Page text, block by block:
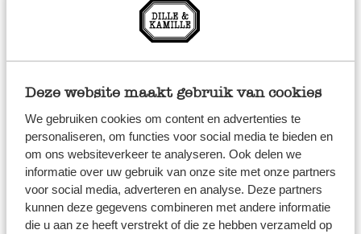
Deze website maakt gebruik van cookies
We gebruiken cookies om content en advertenties te
personaliseren, om functies voor social media te bieden en
om ons websiteverkeer te analyseren. Ook delen we
informatie over uw gebruik van onze site met onze partners
voor social media, adverteren en analyse. Deze partners
kunnen deze gegevens combineren met andere informatie
die u aan ze heeft verstrekt of die ze hebben verzameld op
Instrumente aus Holz
schwierig sein. Mit Musikinstrumenten aus Holz lassen
sich Rhythmus, Melodie und Tonalität auf einfache Weise
erfahren und erleben. Bei Dille & Kamille finden Sie
neben einem Tamburin, das auch die Kleinsten schon
sicher greifen und schwenken können, auch Rasseln und
eine Blockflöte für Kleinkinder im Online-Shop. So steht